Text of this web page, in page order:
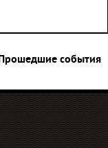
события